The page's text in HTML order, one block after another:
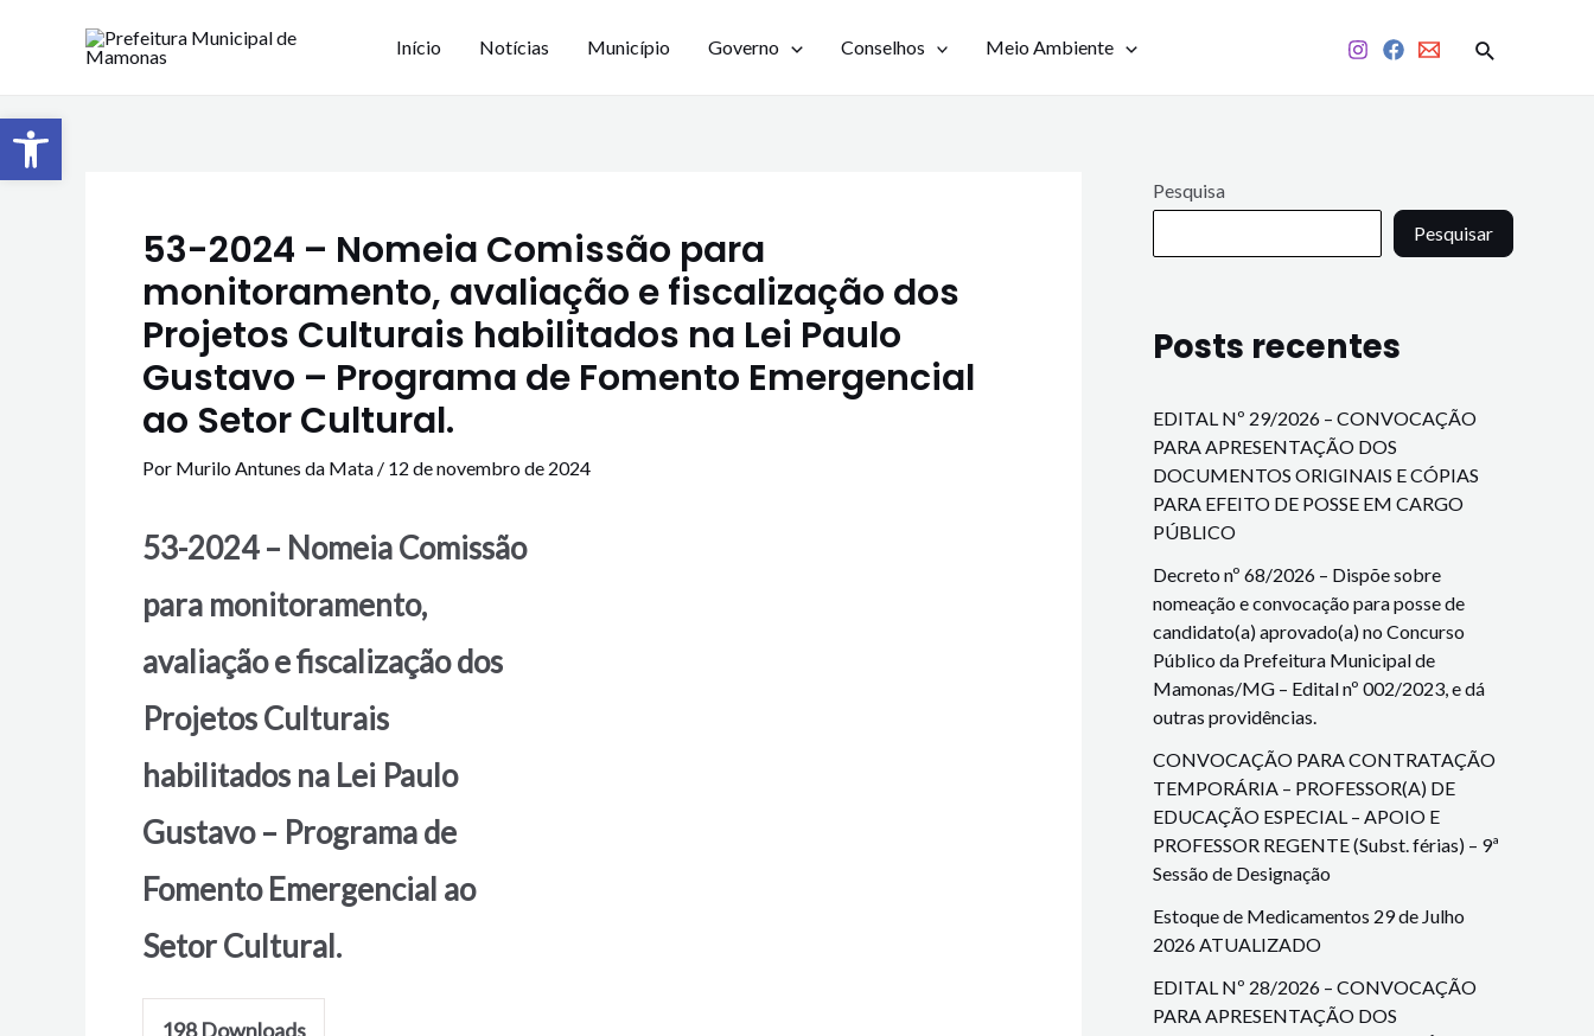
Início Notícias Município Governo Conselhos Meio Ambiente
53-2024 – Nomeia Comissão para
monitoramento, avaliação e fiscalização dos
Projetos Culturais habilitados na Lei Paulo
Gustavo – Programa de Fomento Emergencial
ao Setor Cultural.
Por Murilo Antunes da Mata / 12 de novembro de 2024
53-2024 – Nomeia Comissão
para monitoramento,
avaliação e fiscalização dos
Projetos Culturais
habilitados na Lei Paulo
Gustavo – Programa de
Fomento Emergencial ao
Setor Cultural.
198Downloads
Pesquisa
Pesquisar
Posts recentes
EDITAL Nº 29/2026 – CONVOCAÇÃO
PARA APRESENTAÇÃO DOS
DOCUMENTOS ORIGINAIS E CÓPIAS
PARA EFEITO DE POSSE EM CARGO
PÚBLICO
Decreto nº 68/2026 – Dispõe sobre
nomeação e convocação para posse de
candidato(a) aprovado(a) no Concurso
Público da Prefeitura Municipal de
Mamonas/MG – Edital nº 002/2023, e dá
outras providências.
CONVOCAÇÃO PARA CONTRATAÇÃO
TEMPORÁRIA – PROFESSOR(A) DE
EDUCAÇÃO ESPECIAL – APOIO E
PROFESSOR REGENTE (Subst. férias) – 9ª
Sessão de Designação
Estoque de Medicamentos 29 de Julho
2026 ATUALIZADO
EDITAL Nº 28/2026 – CONVOCAÇÃO
PARA APRESENTAÇÃO DOS
Barra de Ferramentas Aberta